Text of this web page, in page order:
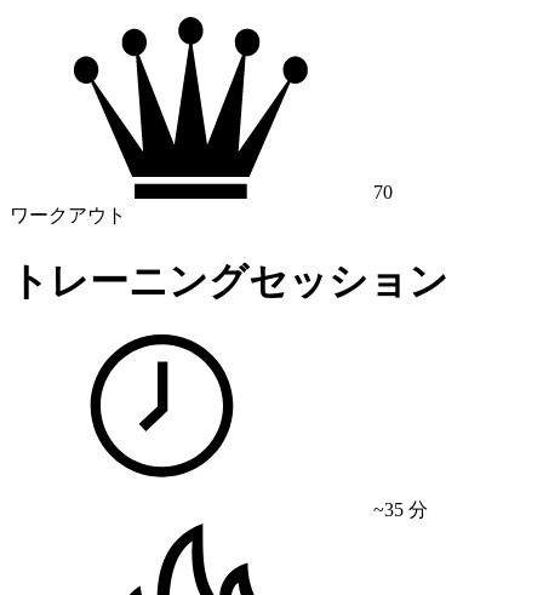
70
ワークアウト
トレーニングセッション
~35 分